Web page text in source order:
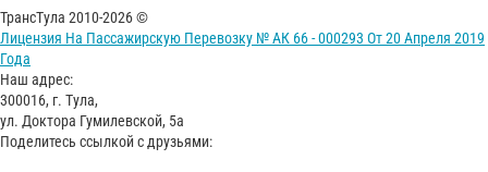
ТрансТула 2010-2026 ©
Лицензия На Пассажирскую Перевозку № АК 66 - 000293 От 20 Апреля 2019
Года
Наш адрес:
300016, г. Тула,
ул. Доктора Гумилевской, 5а
Поделитесь ссылкой с друзьями: